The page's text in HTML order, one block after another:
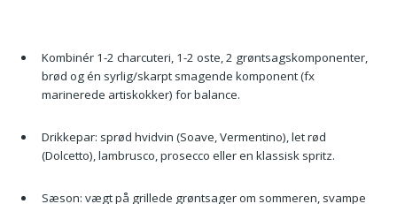
Kombinér 1-2 charcuteri, 1-2 oste, 2 grøntsagskomponenter,
brød og én syrlig/skarpt smagende komponent (fx
marinerede artiskokker) for balance.
Drikkepar: sprød hvidvin (Soave, Vermentino), let rød
(Dolcetto), lambrusco, prosecco eller en klassisk spritz.
Sæson: vægt på grillede grøntsager om sommeren, svampe